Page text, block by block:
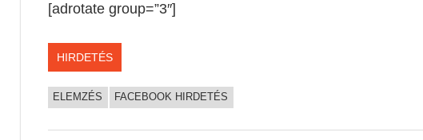
[adrotate group=”3″]
HIRDETÉS
ELEMZÉS FACEBOOK HIRDETÉS